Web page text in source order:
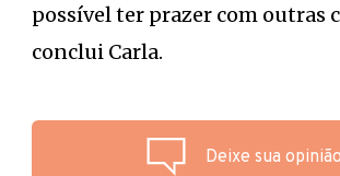
possível ter prazer com outras
conclui Carla.
Deixe sua opinião